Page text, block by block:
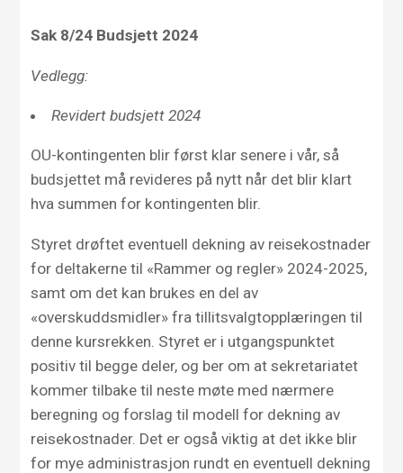
Sak 8/24 Budsjett 2024
Vedlegg:
Revidert budsjett 2024
OU-kontingenten blir først klar senere i vår, så
budsjettet må revideres på nytt når det blir klart
hva summen for kontingenten blir.
Styret drøftet eventuell dekning av reisekostnader
for deltakerne til «Rammer og regler» 2024-2025,
samt om det kan brukes en del av
«overskuddsmidler» fra tillitsvalgtopplæringen til
denne kursrekken. Styret er i utgangspunktet
positiv til begge deler, og ber om at sekretariatet
kommer tilbake til neste møte med nærmere
beregning og forslag til modell for dekning av
reisekostnader. Det er også viktig at det ikke blir
for mye administrasjon rundt en eventuell dekning